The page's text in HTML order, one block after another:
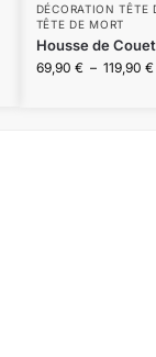
DÉCORATION TÊTE
TÊTE DE MORT
Housse de
69,90 € – 119,90 €